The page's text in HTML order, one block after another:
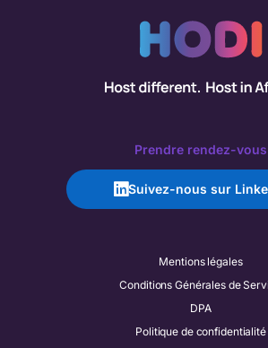
Prendre rendez-vous
Suivez-nous sur
Mentions légales
Conditions Générales de
DPA
Politique de confidentialité